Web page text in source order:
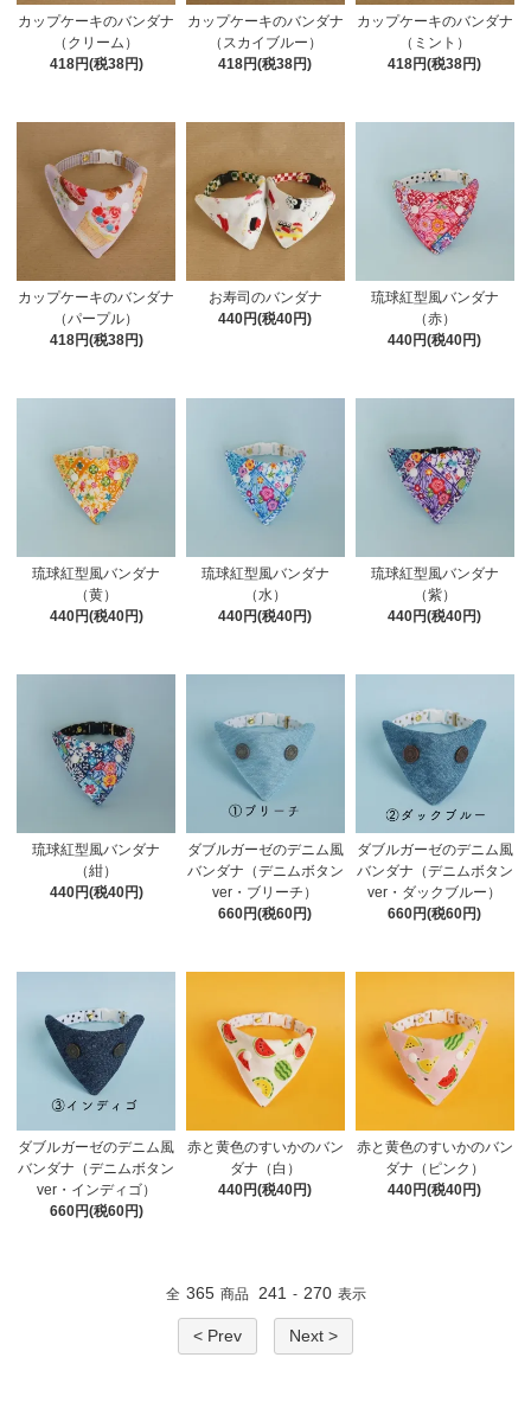
カップケーキのバンダナ
（クリーム）
418円(税38円)
カップケーキのバンダナ
（スカイブルー）
418円(税38円)
カップケーキのバンダナ
（ミント）
418円(税38円)
カップケーキのバンダナ
（パープル）
418円(税38円)
お寿司のバンダナ
440円(税40円)
琉球紅型風バンダナ
（赤）
440円(税40円)
琉球紅型風バンダナ
（黄）
440円(税40円)
琉球紅型風バンダナ
（水）
440円(税40円)
琉球紅型風バンダナ
（紫）
440円(税40円)
琉球紅型風バンダナ
（紺）
440円(税40円)
ダブルガーゼのデニム風
バンダナ（デニムボタン
ver・ブリーチ）
660円(税60円)
ダブルガーゼのデニム風
バンダナ（デニムボタン
ver・ダックブルー）
660円(税60円)
ダブルガーゼのデニム風
バンダナ（デニムボタン
ver・インディゴ）
660円(税60円)
赤と黄色のすいかのバン
ダナ（白）
440円(税40円)
赤と黄色のすいかのバン
ダナ（ピンク）
440円(税40円)
全 365 商品 241 - 270 表示
< Prev Next >